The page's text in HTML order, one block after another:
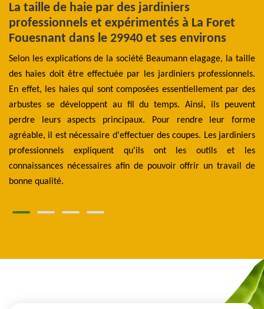
La taille de haie par des jardiniers
professionnels et expérimentés à La Foret
Fouesnant dans le 29940 et ses environs
Selon les explications de la société Beaumann elagage, la taille
des haies doit être effectuée par les jardiniers professionnels.
En effet, les haies qui sont composées essentiellement par des
arbustes se développent au fil du temps. Ainsi, ils peuvent
perdre leurs aspects principaux. Pour rendre leur forme
agréable, il est nécessaire d'effectuer des coupes. Les jardiniers
professionnels expliquent qu'ils ont les outils et les
connaissances nécessaires afin de pouvoir offrir un travail de
bonne qualité.